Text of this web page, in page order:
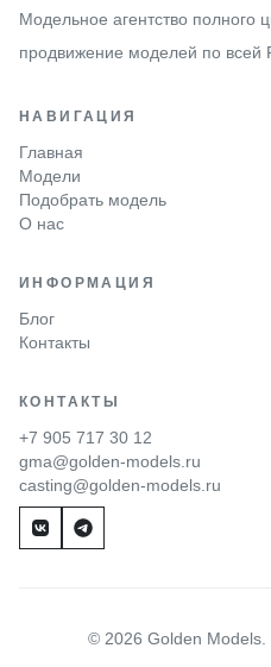
Модельное агентство полного
продвижение моделей по всей
НАВИГАЦИЯ
Главная
Модели
Подобрать модель
О нас
ИНФОРМАЦИЯ
Блог
Контакты
КОНТАКТЫ
+7 905 717 30 12
gma@golden-models.ru
casting@golden-models.ru
© 2026 Golden